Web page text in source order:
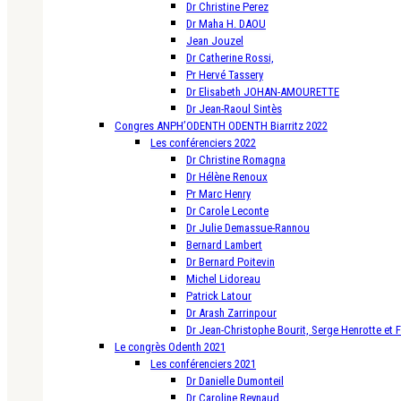
Dr Christine Perez
Dr Maha H. DAOU
Jean Jouzel
Dr Catherine Rossi,
Pr Hervé Tassery
Dr Elisabeth JOHAN-AMOURETTE
Dr Jean-Raoul Sintès
Congres ANPH’ODENTH ODENTH Biarritz 2022
Les conférenciers 2022
Dr Christine Romagna
Dr Hélène Renoux
Pr Marc Henry
Dr Carole Leconte
Dr Julie Demassue-Rannou
Bernard Lambert
Dr Bernard Poitevin
Michel Lidoreau
Patrick Latour
Dr Arash Zarrinpour
Dr Jean-Christophe Bourit, Serge Henrotte et
Le congrès Odenth 2021
Les conférenciers 2021
Dr Danielle Dumonteil
Dr Caroline Reynaud